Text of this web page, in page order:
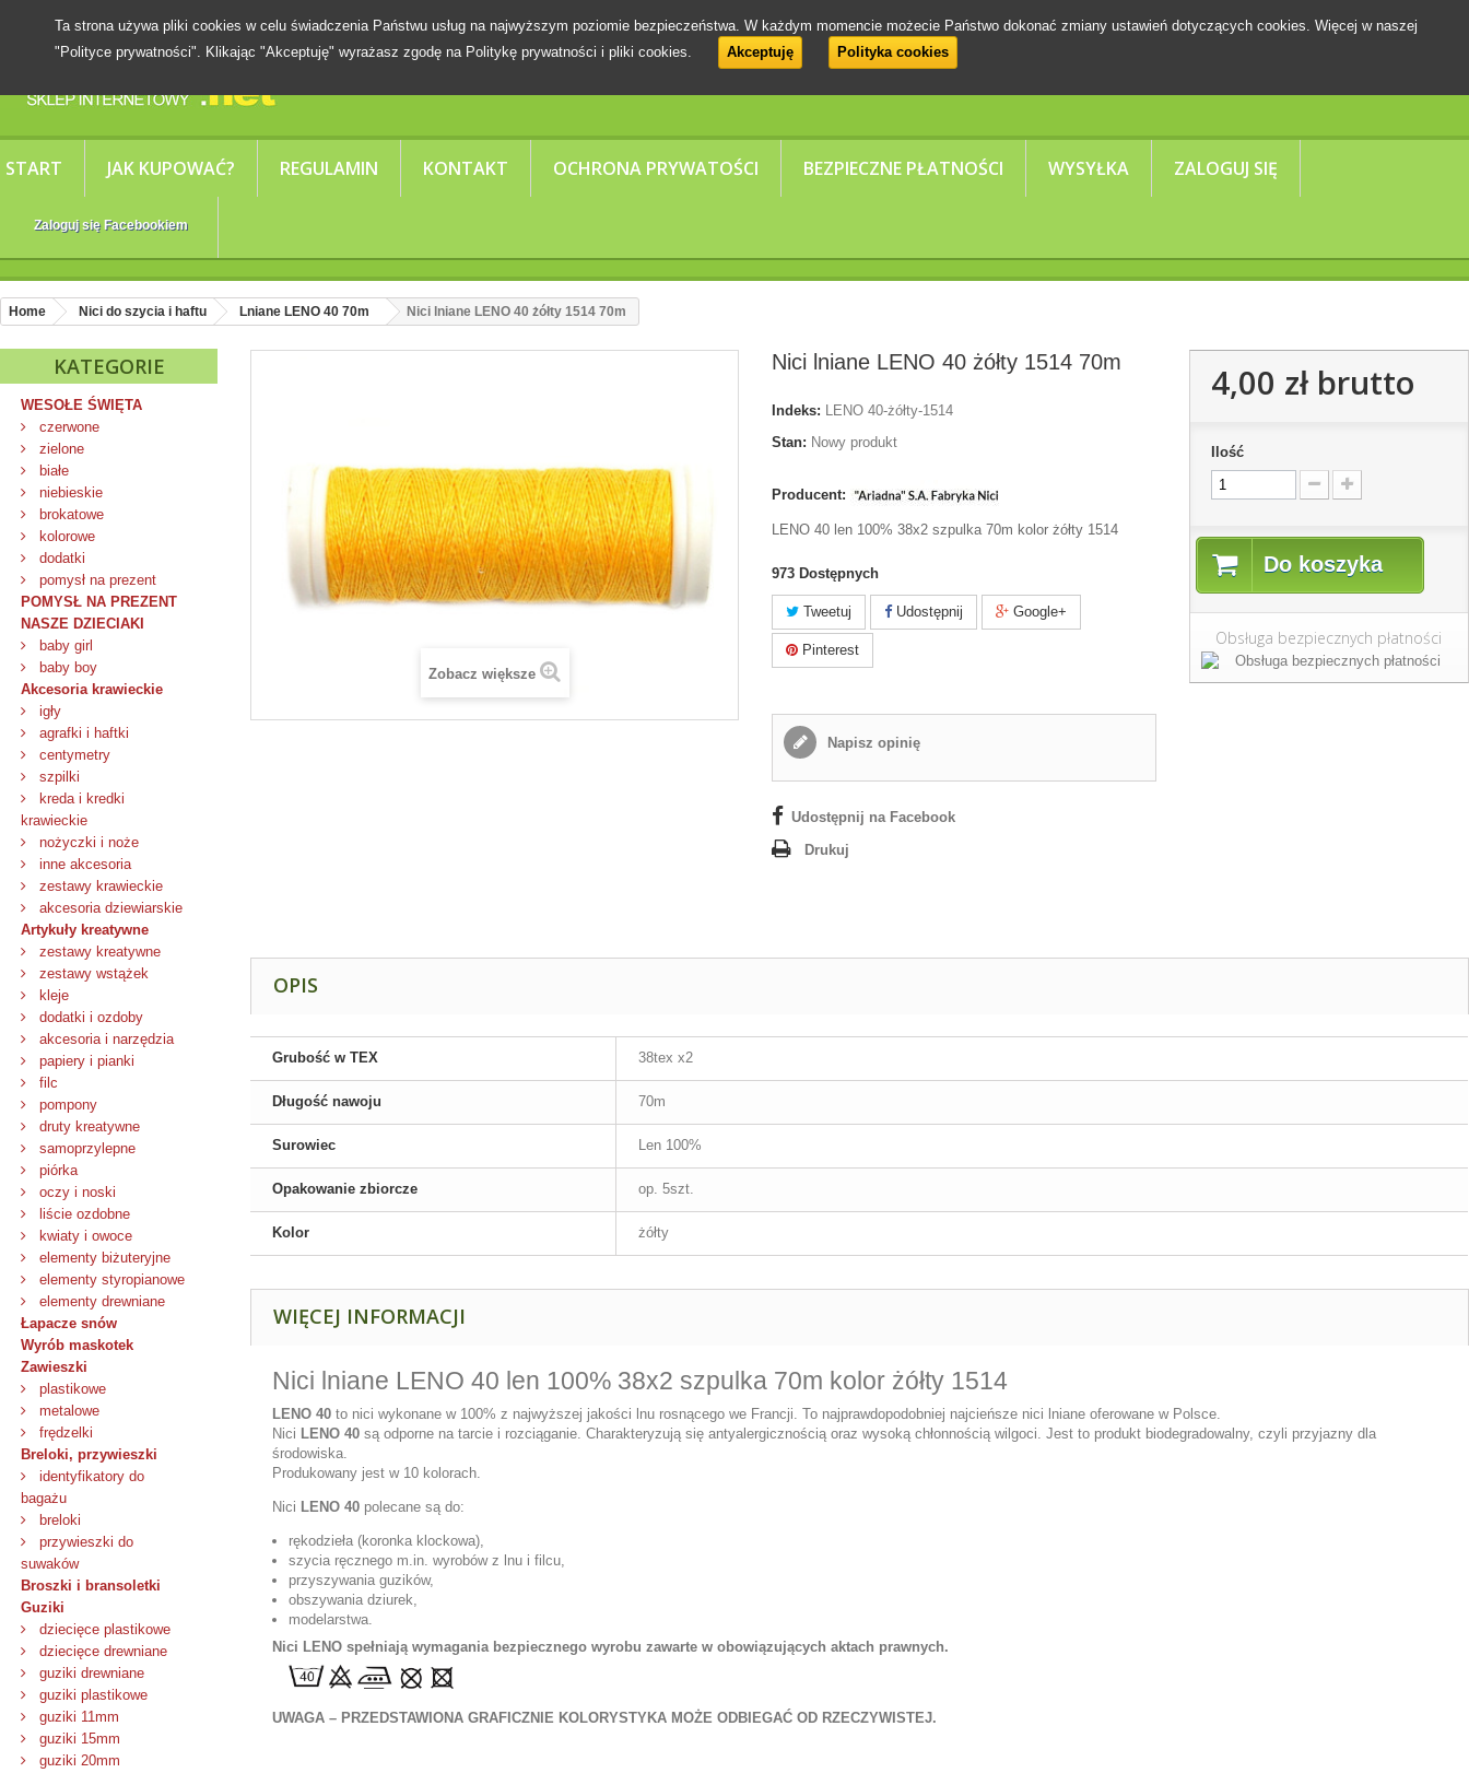
START JAK KUPOWAĆ? REGULAMIN KONTAKT OCHRONA PRYWATOŚCI BEZPIECZNE PŁATNOŚCI WYSYŁKA ZALOGUJ SIĘ
Zaloguj się Facebookiem
Ta strona używa pliki cookies w celu świadczenia Państwu usług na najwyższym poziomie bezpieczeństwa. W każdym momencie możecie Państwo dokonać zmiany ustawień dotyczących cookies. Więcej w naszej
"Polityce prywatności". Klikając "Akceptuję" wyrażasz zgodę na Politykę prywatności i pliki cookies.
Akceptuję Polityka cookies
Home Nici do szycia i haftu Lniane LENO 40 70m Nici lniane LENO 40 żółty 1514 70m
KATEGORIE
WESOŁE ŚWIĘTA
czerwone
zielone
białe
niebieskie
brokatowe
kolorowe
dodatki
pomysł na prezent
POMYSŁ NA PREZENT
NASZE DZIECIAKI
baby girl
baby boy
Akcesoria krawieckie
igły
agrafki i haftki
centymetry
szpilki
kreda i kredki
krawieckie
nożyczki i noże
inne akcesoria
zestawy krawieckie
akcesoria dziewiarskie
Artykuły kreatywne
zestawy kreatywne
zestawy wstążek
kleje
dodatki i ozdoby
akcesoria i narzędzia
papiery i pianki
filc
pompony
druty kreatywne
samoprzylepne
piórka
oczy i noski
liście ozdobne
kwiaty i owoce
elementy biżuteryjne
elementy styropianowe
elementy drewniane
Łapacze snów
Wyrób maskotek
Zawieszki
plastikowe
metalowe
frędzelki
Breloki, przywieszki
identyfikatory do
bagażu
breloki
przywieszki do
suwaków
Broszki i bransoletki
Guziki
dziecięce plastikowe
dziecięce drewniane
guziki drewniane
guziki plastikowe
guziki 11mm
guziki 15mm
guziki 20mm
Zobacz większe
Nici lniane LENO 40 żółty 1514 70m
Indeks: LENO 40-żółty-1514
Stan: Nowy produkt
Producent:
LENO 40 len 100% 38x2 szpulka 70m kolor żółty 1514
973 Dostępnych
Tweetuj Udostępnij Google+
Pinterest
Napisz opinię
Udostępnij na Facebook
Drukuj
4,00 złbrutto
Ilość
Do koszyka
Obsługa bezpiecznych płatności
OPIS
Grubość w TEX 38tex x2
Długość nawoju 70m
Surowiec Len 100%
Opakowanie zbiorcze op. 5szt.
Kolor żółty
WIĘCEJ INFORMACJI
Nici lniane LENO 40 len 100% 38x2 szpulka 70m kolor żółty 1514
LENO 40 to nici wykonane w 100% z najwyższej jakości lnu rosnącego we Francji. To najprawdopodobniej najcieńsze nici lniane oferowane w Polsce.
Nici LENO 40 są odporne na tarcie i rozciąganie. Charakteryzują się antyalergicznością oraz wysoką chłonnością wilgoci. Jest to produkt biodegradowalny, czyli przyjazny dla
środowiska.
Produkowany jest w 10 kolorach.
Nici LENO 40 polecane są do:
rękodzieła (koronka klockowa),
szycia ręcznego m.in. wyrobów z lnu i filcu,
przyszywania guzików,
obszywania dziurek,
modelarstwa.
Nici LENO spełniają wymagania bezpiecznego wyrobu zawarte w obowiązujących aktach prawnych.
UWAGA – PRZEDSTAWIONA GRAFICZNIE KOLORYSTYKA MOŻE ODBIEGAĆ OD RZECZYWISTEJ.